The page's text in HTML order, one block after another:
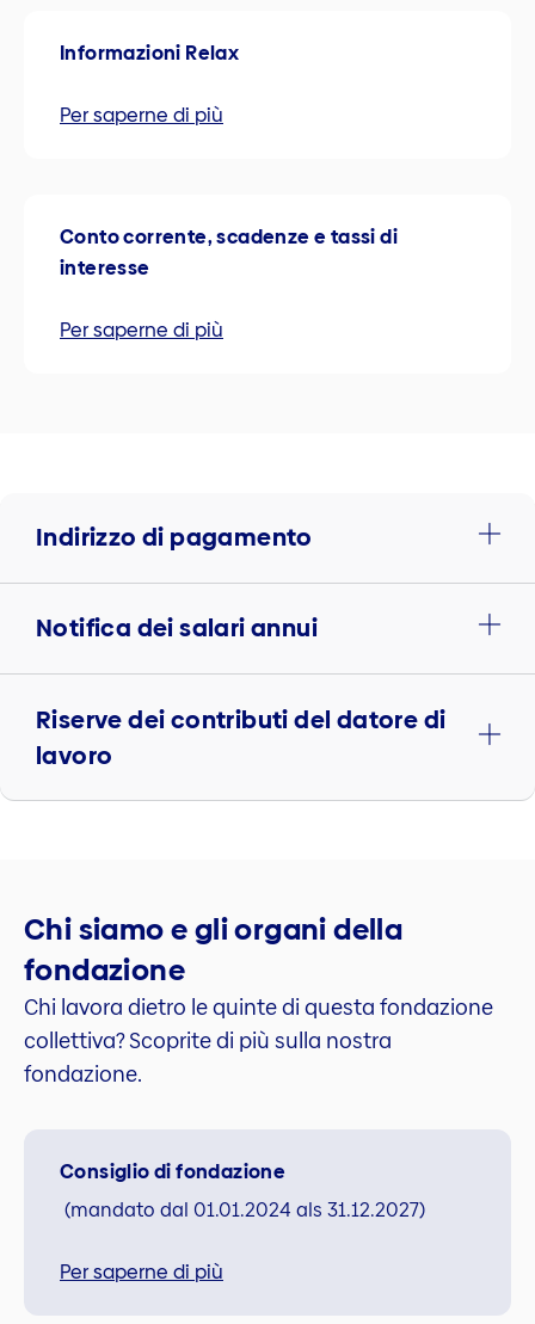
Informazioni Relax
Per saperne di più
Conto corrente, scadenze e tassi di
interesse
Per saperne di più
Indirizzo di pagamento
Notifica dei salari annui
Riserve dei contributi del datore di
lavoro
Chi siamo e gli organi della
fondazione
Chi lavora dietro le quinte di questa fondazione
collettiva? Scoprite di più sulla nostra
fondazione.
Consiglio di fondazione
(mandato dal 01.01.2024 als 31.12.2027)
Per saperne di più